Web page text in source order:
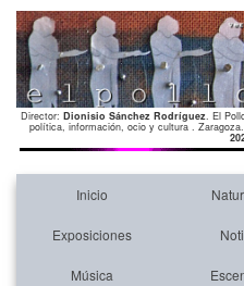
Director: Dionisio Sánchez Rodríguez. El
política, información, ocio y cultura .
Inicio
Exposiciones
Música